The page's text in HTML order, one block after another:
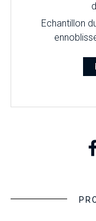
Echantillon